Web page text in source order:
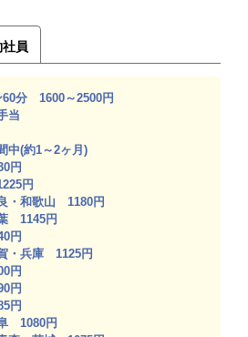
員
60分 1600～2500円
当
中(約1～2ヶ月)
円
円
・和歌山 1180円
1145円
円
・兵庫 1125円
円
円
円
1080円